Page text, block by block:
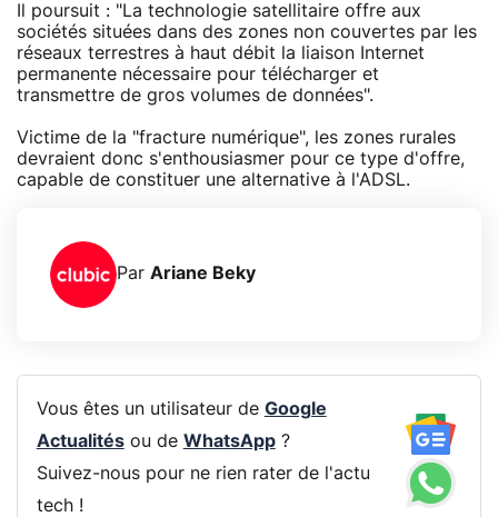
Il poursuit : "La technologie satellitaire offre aux
sociétés situées dans des zones non couvertes par les
réseaux terrestres à haut débit la liaison Internet
permanente nécessaire pour télécharger et
transmettre de gros volumes de données".
Victime de la "fracture numérique", les zones rurales
devraient donc s'enthousiasmer pour ce type d'offre,
capable de constituer une alternative à l'ADSL.
Par Ariane Beky
Vous êtes un utilisateur de Google
Actualitésou de WhatsApp?
Suivez-nous pour ne rien rater de l'actu
tech !